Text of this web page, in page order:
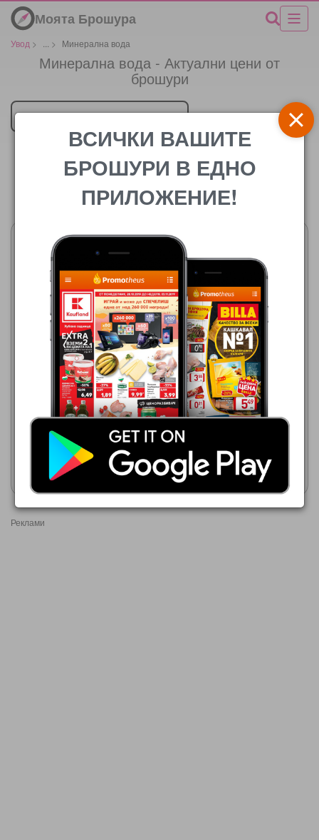
Моята Брошура
Увод > > Минерална вода
Минерална вода - Актуални цени от
брошури
Търговец
Цената
01.07.2026 - 31.08.2026
0,27 €
Велинград Минерална вода
Покажи брошурата
МЕТРО
01.07.2026 - 31.08.2026
0,28 €
DEVIN
Покажи брошурата
Реклами
ВСИЧКИ ВАШИТЕ
БРОШУРИ В ЕДНО
ПРИЛОЖЕНИЕ!